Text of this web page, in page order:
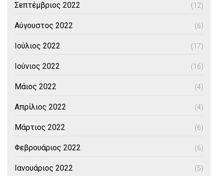
Σεπτέμβριος 2022 (12)
Αύγουστος 2022 (6)
Ιούλιος 2022 (17)
Ιούνιος 2022 (16)
Μάιος 2022 (4)
Απρίλιος 2022 (4)
Μάρτιος 2022 (6)
Φεβρουάριος 2022 (6)
Ιανουάριος 2022 (5)